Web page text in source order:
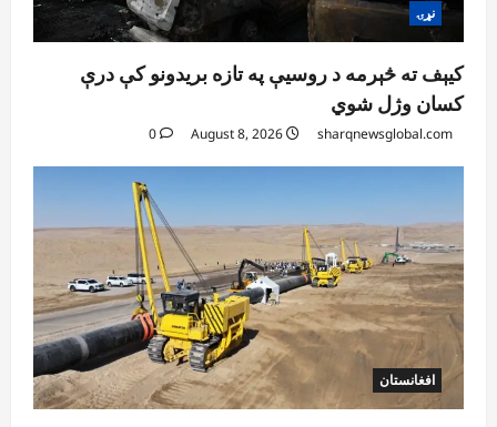
نړۍ
کیېف ته څېرمه د روسیې په تازه بریدونو کې درې
کسان وژل شوي
sharqnewsglobal.com
0
افغانستان